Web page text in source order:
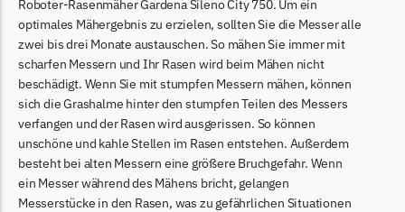
Begrenzungsdraht
Black & Decker
Black & Decker Messer
Begrenzungsdraht
Bosch Indego
Bosch Indego Messer
Begrenzungsdraht
Roboter-Rasenmäher Gardena Sileno City 750. Um ein
optimales Mähergebnis zu erzielen, sollten Sie die Messer alle
zwei bis drei Monate austauschen. So mähen Sie immer mit
scharfen Messern und Ihr Rasen wird beim Mähen nicht
beschädigt. Wenn Sie mit stumpfen Messern mähen, können
sich die Grashalme hinter den stumpfen Teilen des Messers
verfangen und der Rasen wird ausgerissen. So können
unschöne und kahle Stellen im Rasen entstehen. Außerdem
besteht bei alten Messern eine größere Bruchgefahr. Wenn
ein Messer während des Mähens bricht, gelangen
Messerstücke in den Rasen, was zu gefährlichen Situationen